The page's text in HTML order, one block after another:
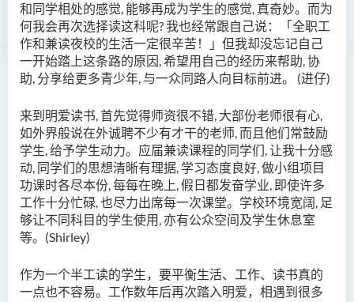
和同学相处的感觉, 能够再成为学生的感觉, 真奇妙。而为
何我会再次选择读这科呢? 我也经常跟自己说：「全职工
作和兼读夜校的生活一定很辛苦！」但我却没忘记自己
一开始踏上这条路的原因, 希望用自己的经历来帮助, 协
助, 分享给更多青少年, 与一众同路人向目标前进。 (进仔)
来到明爱读书, 首先觉得师资很不错, 大部份老师很有心,
如外界般说在外诚聘不少有才干的老师, 而且他们常鼓励
学生, 给予学生动力。应届兼读课程的同学们, 让我十分感
动, 同学们的思想清晰有理据, 学习态度良好, 做小组项目
功课时各尽本份, 每每在晚上, 假日都发奋学业, 即使许多
工作十分忙碌, 也尽力出席每一次课堂。学校环境宽阔, 足
够让不同科目的学生使用, 亦有公众空间及学生休息室
等。(Shirley)
作为一个半工读的学生，要平衡生活、工作、读书真的
一点也不容易。工作数年后再次踏入明爱，相遇到很多
人工智能及数码娱乐（荣
誉）理学士
人工智能及多媒体科技(荣
誉)理学士
社区健康与实践﹙荣誉﹚理
学士
药学﹙荣誉﹚理学士
物理治疗学（荣誉）理学士
社会科学（荣誉）学士
制转制课程)